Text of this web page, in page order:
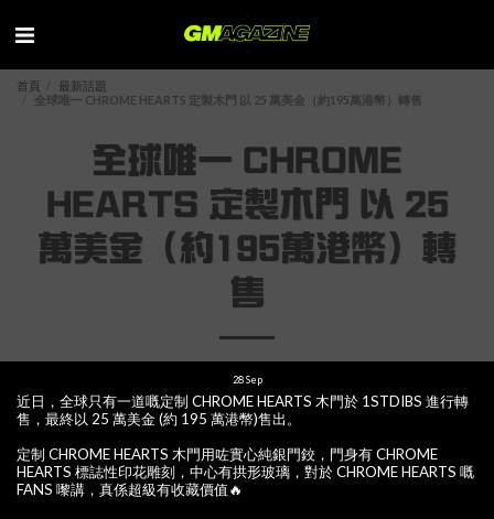
首頁
最新話題
全球唯一 CHROME HEARTS 定製木門 以 25 萬美金（約195萬港幣）轉售
全球唯一 CHROME
HEARTS 定製木門 以 25
萬美金（約195萬港幣）轉
售
28Sep
近日，全球只有一道嘅定制 CHROME HEARTS 木門於 1STDIBS 進行轉
售，最終以 25 萬美金 (約 195 萬港幣)售出。
定制 CHROME HEARTS 木門用咗實心純銀門鉸，門身有 CHROME
HEARTS 標誌性印花雕刻，中心有拱形玻璃，對於 CHROME HEARTS 嘅
FANS 嚟講，真係超級有收藏價值🔥